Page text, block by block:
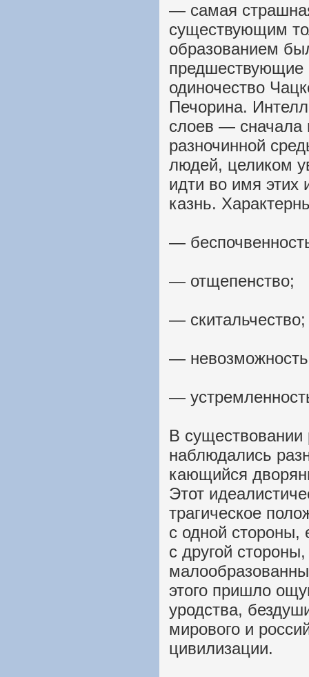
— самая
существующим
образованием
одиночество
Печорина.
слоев — сначала
разночинной
людей, целиком
идти во имя этих
казнь.
—
— отщепенство;
— скитальчество;
—
—
В существовании
наблюдались
кающийся
Этот
трагическое
с одной стороны,
с другой
этого пришло
уродства,
мирового и
цивилизации.